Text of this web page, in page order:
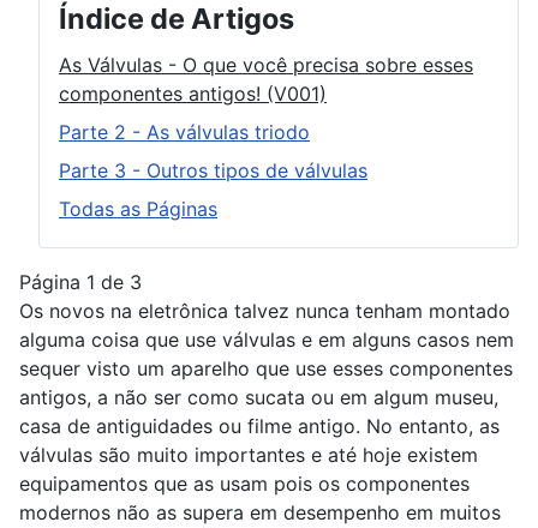
Índice de Artigos
As Válvulas - O que você precisa sobre esses
componentes antigos! (V001)
Parte 2 - As válvulas triodo
Parte 3 - Outros tipos de válvulas
Todas as Páginas
Página 1 de 3
Os novos na eletrônica talvez nunca tenham montado
alguma coisa que use válvulas e em alguns casos nem
sequer visto um aparelho que use esses componentes
antigos, a não ser como sucata ou em algum museu,
casa de antiguidades ou filme antigo. No entanto, as
válvulas são muito importantes e até hoje existem
equipamentos que as usam pois os componentes
modernos não as supera em desempenho em muitos